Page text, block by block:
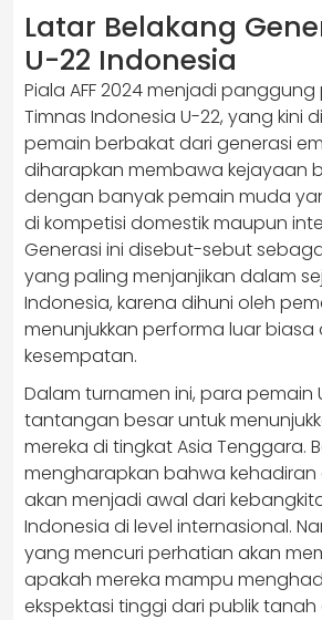
Latar Belakang
U-22 Indonesia
Piala AFF 2024 menjadi
Timnas Indonesia U-22, yang kini
pemain berbakat dari generasi
diharapkan membawa kejayaan
dengan banyak pemain muda
di kompetisi domestik maupun
Generasi ini disebut-sebut
yang paling menjanjikan dalam
Indonesia, karena dihuni oleh
menunjukkan performa luar
kesempatan.
Dalam turnamen ini, para pemain
tantangan besar untuk
mereka di tingkat Asia Tenggara.
mengharapkan bahwa kehadiran
akan menjadi awal dari
Indonesia di level internasional.
yang mencuri perhatian akan
apakah mereka mampu
ekspektasi tinggi dari publik tanah